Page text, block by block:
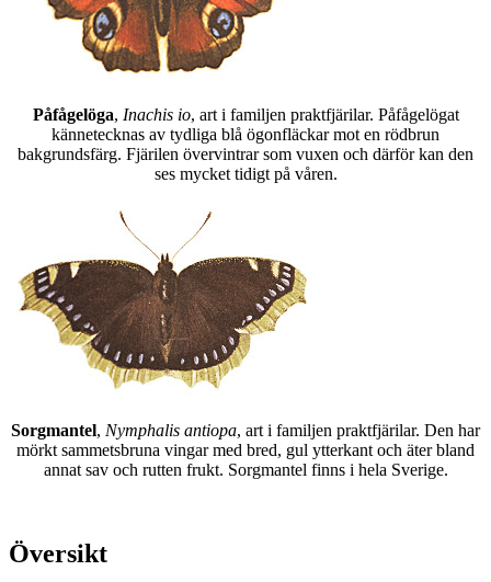
Påfågelöga, Inachis io, art i familjen praktfjärilar. Påfågelögat
kännetecknas av tydliga blå ögonfläckar mot en rödbrun
bakgrundsfärg. Fjärilen övervintrar som vuxen och därför kan den
ses mycket tidigt på våren.
Sorgmantel, Nymphalis antiopa, art i familjen praktfjärilar. Den har
mörkt sammetsbruna vingar med bred, gul ytterkant och äter bland
annat sav och rutten frukt. Sorgmantel finns i hela Sverige.
Översikt